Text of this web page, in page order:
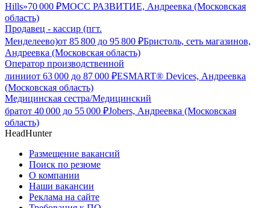
Hills»70 000 ₽МОСС РАЗВИТИЕ, Андреевка (Московская
область)
Продавец - кассир (пгт.
Менделеево)от 85 800 до 95 800 ₽Бристоль, сеть магазинов,
Андреевка (Московская область)
Оператор производственной
линииот 63 000 до 87 000 ₽ESMART® Devices, Андреевка
(Московская область)
Медицинская сестра/Медицинский
братот 40 000 до 55 000 ₽Jobers, Андреевка (Московская
область)
HeadHunter
Размещение вакансий
Поиск по резюме
О компании
Наши вакансии
Реклама на сайте